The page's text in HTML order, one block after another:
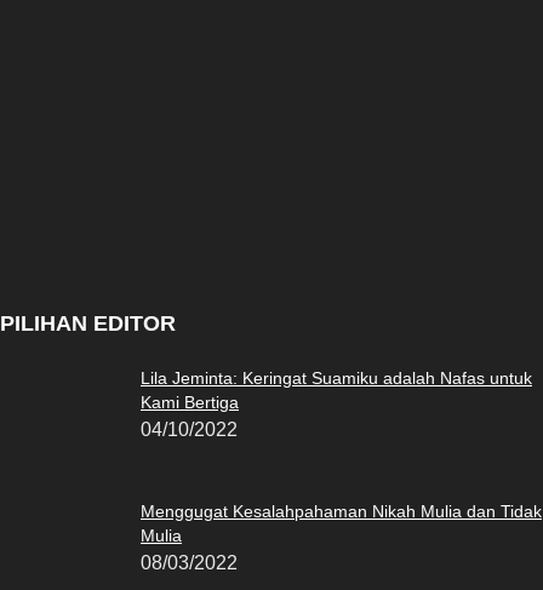
PILIHAN EDITOR
Lila Jeminta: Keringat Suamiku adalah Nafas untuk
Kami Bertiga
04/10/2022
Menggugat Kesalahpahaman Nikah Mulia dan Tidak
Mulia
08/03/2022